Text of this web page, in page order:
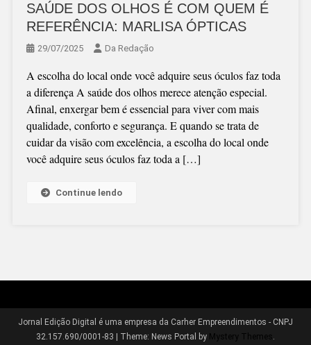
SAÚDE DOS OLHOS É COM QUEM É
REFERÊNCIA: MARLISA ÓPTICAS
29/07/2025 Da Redação
A escolha do local onde você adquire seus óculos faz toda
a diferença A saúde dos olhos merece atenção especial.
Afinal, enxergar bem é essencial para viver com mais
qualidade, conforto e segurança. E quando se trata de
cuidar da visão com excelência, a escolha do local onde
você adquire seus óculos faz toda a […]
Continue lendo
Jornal Edição Digital é uma empresa da Carher Empreendimentos - CNPJ
32.157.690/0001-83
Theme: News Portal by Mystery Themes .